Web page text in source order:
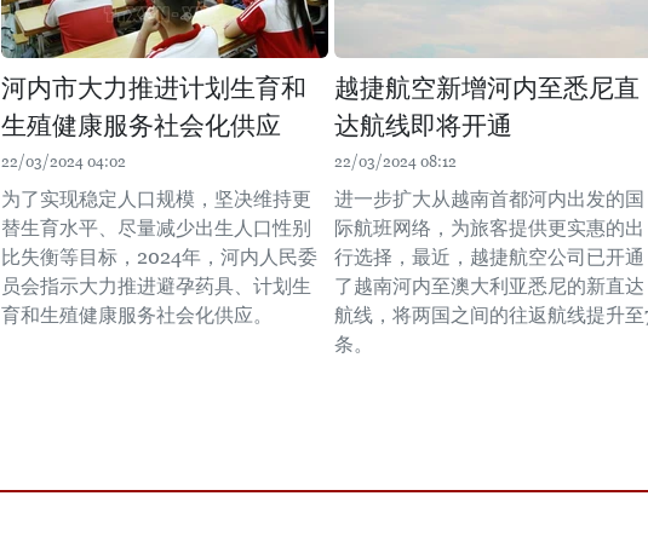
河内市大力推进计划生育和
生殖健康服务社会化供应
22/03/2024 04:02
为了实现稳定人口规模，坚决维持更
替生育水平、尽量减少出生人口性别
比失衡等目标，2024年，河内人民委
员会指示大力推进避孕药具、计划生
育和生殖健康服务社会化供应。
越捷航空新增河内至悉尼直
达航线即将开通
22/03/2024 08:12
进一步扩大从越南首都河内出发的国
际航班网络，为旅客提供更实惠的出
行选择，最近，越捷航空公司已开通
了越南河内至澳大利亚悉尼的新直达
航线，将两国之间的往返航线提升至
条。